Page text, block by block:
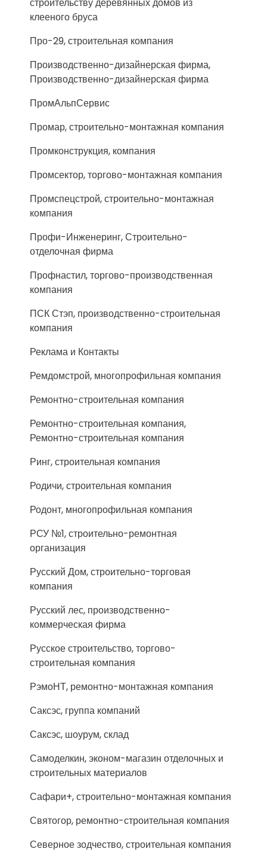
клееного бруса
Про-29, строительная компания
Производственно-дизайнерская фирма,
Производственно-дизайнерская фирма
ПромАльпСервис
Промар, строительно-монтажная компания
Промконструкция, компания
Промсектор, торгово-монтажная компания
Промспецстрой, строительно-монтажная
компания
Профи-Инженеринг, Строительно-
отделочная фирма
Профнастил, торгово-производственная
компания
ПСК Стэп, производственно-строительная
компания
Реклама и Контакты
Ремдомстрой, многопрофильная компания
Ремонтно-строительная компания
Ремонтно-строительная компания,
Ремонтно-строительная компания
Ринг, строительная компания
Родичи, строительная компания
Родонт, многопрофильная компания
РСУ №1, строительно-ремонтная
организация
Русский Дом, строительно-торговая
компания
Русский лес, производственно-
коммерческая фирма
Русское строительство, торгово-
строительная компания
РэмоНТ, ремонтно-монтажная компания
Саксэс, группа компаний
Саксэс, шоурум, склад
Самоделкин, эконом-магазин отделочных и
строительных материалов
Сафари+, строительно-монтажная компания
Святогор, ремонтно-строительная компания
Северное зодчество, строительная компания